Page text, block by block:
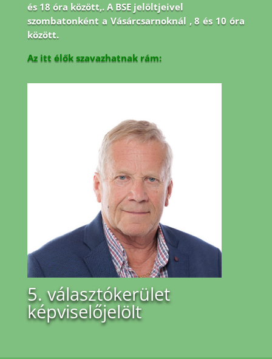
és 18 óra között,. A BSE jelöltjeivel
szombatonként a Vásárcsarnoknál , 8 és 10 óra
között.
Az itt élők szavazhatnak rám:
5. választókerület
képviselőjelölt